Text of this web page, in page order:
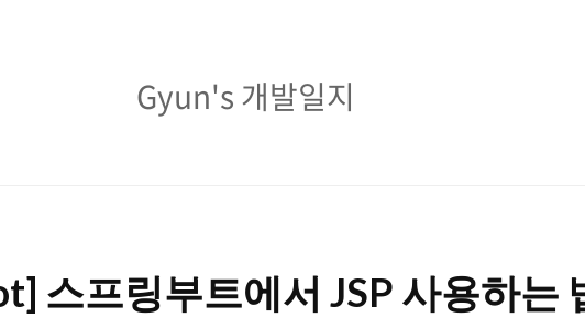
개
Gyun's 개발일지
스프링부트에서 JSP 사용하는